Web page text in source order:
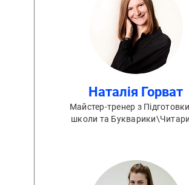
Наталія Горват
Майстер-тренер з
школи та